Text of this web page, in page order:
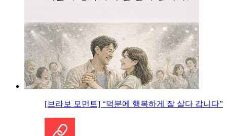
[브라보 모먼트] “덕분에 행복하게 잘 살다 갑니다”